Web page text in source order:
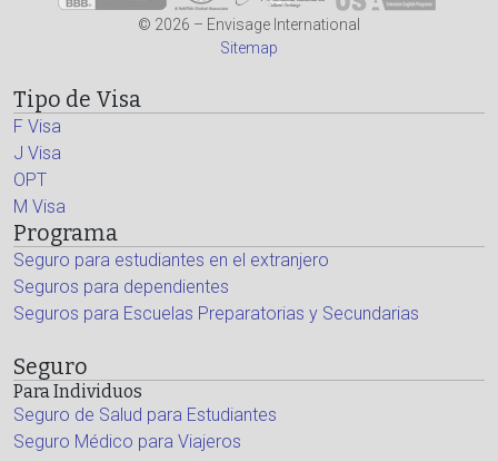
© 2026 – Envisage International
Sitemap
Tipo de Visa
F Visa
J Visa
OPT
M Visa
Programa
Seguro para estudiantes en el extranjero
Seguros para dependientes
Seguros para Escuelas Preparatorias y Secundarias
Seguro
Para Individuos
Seguro de Salud para Estudiantes
Seguro Médico para Viajeros